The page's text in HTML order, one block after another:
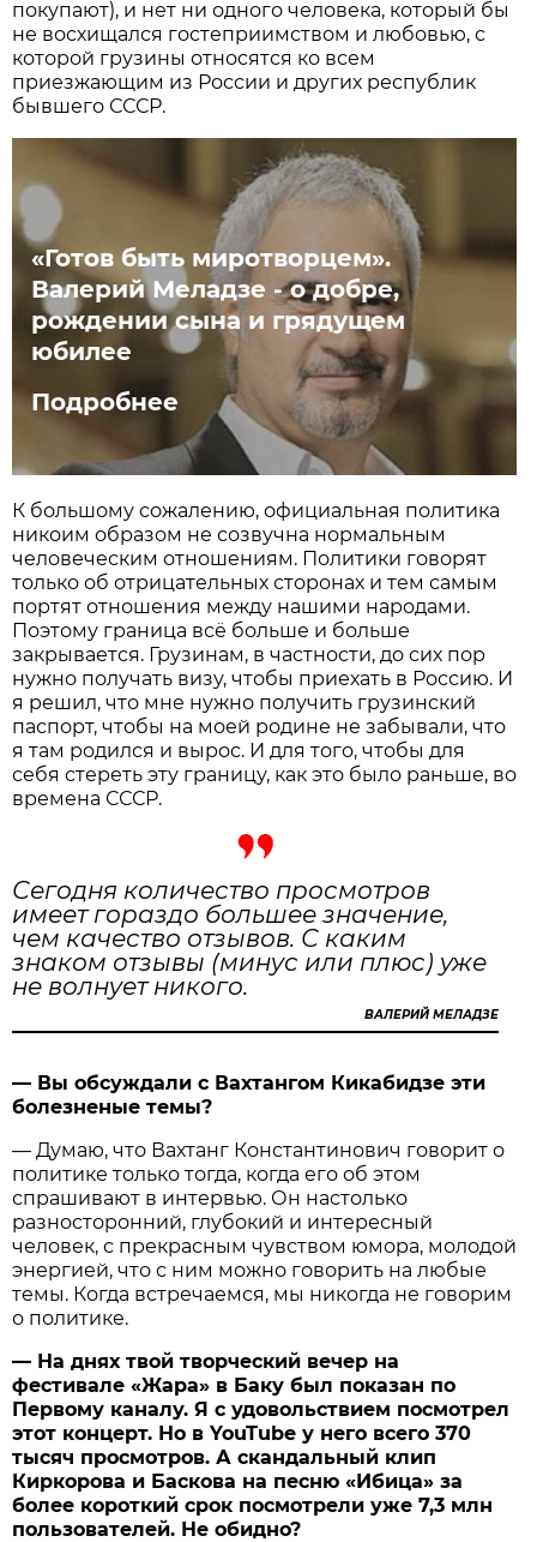
покупают), и нет ни одного человека, который бы
не восхищался гостеприимством и любовью, с
которой грузины относятся ко всем
приезжающим из России и других республик
бывшего СССР.
«Готов быть миротворцем».
Валерий Меладзе - о добре,
рождении сына и грядущем
юбилее
Подробнее
К большому сожалению, официальная политика
никоим образом не созвучна нормальным
человеческим отношениям. Политики говорят
только об отрицательных сторонах и тем самым
портят отношения между нашими народами.
Поэтому граница всё больше и больше
закрывается. Грузинам, в частности, до сих пор
нужно получать визу, чтобы приехать в Россию. И
я решил, что мне нужно получить грузинский
паспорт, чтобы на моей родине не забывали, что
я там родился и вырос. И для того, чтобы для
себя стереть эту границу, как это было раньше, во
времена СССР.
Сегодня количество просмотров
имеет гораздо большее значение,
чем качество отзывов. С каким
знаком отзывы (минус или плюс) уже
не волнует никого.
ВАЛЕРИЙ МЕЛАДЗЕ
— Вы обсуждали с Вахтангом Кикабидзе эти
болезненые темы?
— Думаю, что Вахтанг Константинович говорит о
политике только тогда, когда его об этом
спрашивают в интервью. Он настолько
разносторонний, глубокий и интересный
человек, с прекрасным чувством юмора, молодой
энергией, что с ним можно говорить на любые
темы. Когда встречаемся, мы никогда не говорим
о политике.
— На днях твой творческий вечер на
фестивале «Жара» в Баку был показан по
Первому каналу. Я с удовольствием посмотрел
этот концерт. Но в YouTube у него всего 370
тысяч просмотров. А скандальный клип
Киркорова и Баскова на песню «Ибица» за
более короткий срок посмотрели уже 7,3 млн
пользователей. Не обидно?